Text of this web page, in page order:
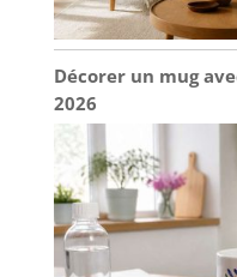
Décorer un mug
2026